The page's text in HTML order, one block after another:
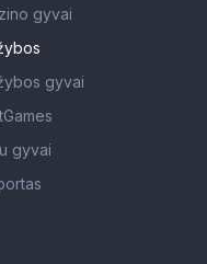
gyvai
gyvai
gyvai